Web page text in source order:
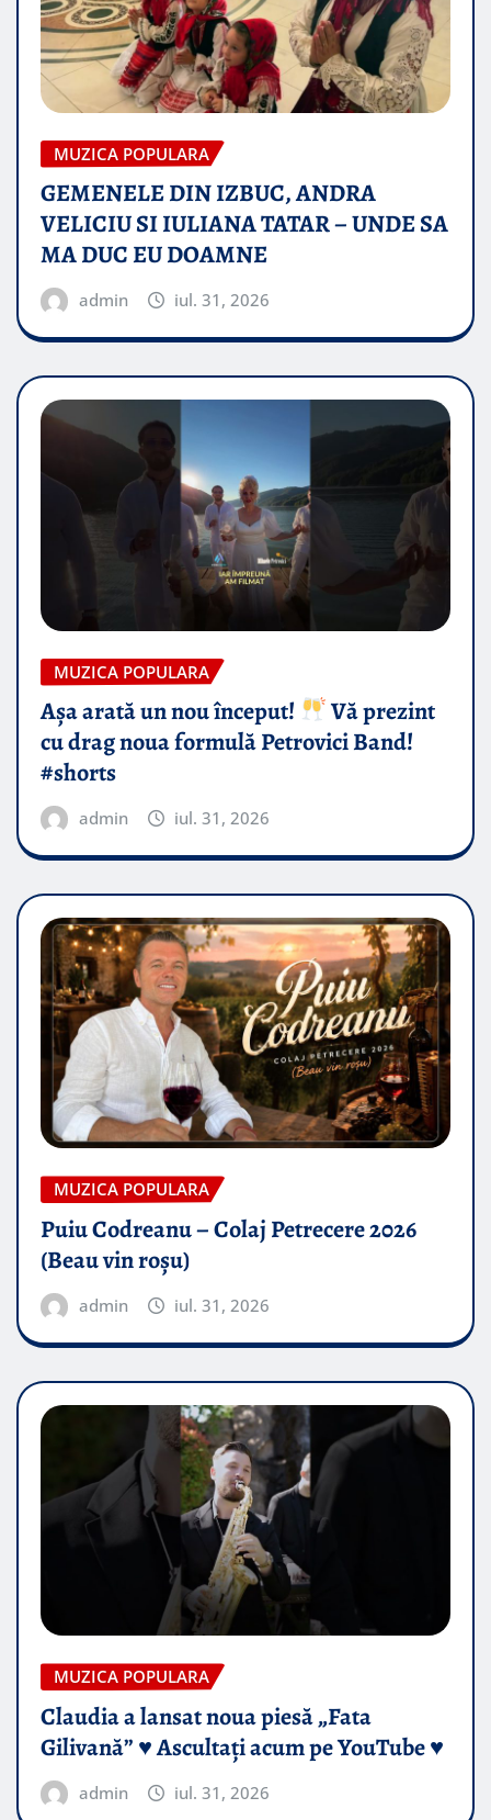
MUZICA POPULARA
GEMENELE DIN IZBUC, ANDRA
VELICIU SI IULIANA TATAR – UNDE SA
MA DUC EU DOAMNE
admin iul. 31, 2026
MUZICA POPULARA
Așa arată un nou început!
Vă prezint
cu drag noua formulă Petrovici Band!
#shorts
admin iul. 31, 2026
MUZICA POPULARA
Puiu Codreanu – Colaj Petrecere 2026
(Beau vin roșu)
admin iul. 31, 2026
MUZICA POPULARA
Claudia a lansat noua piesă „Fata
Gilivană” ♥️ Ascultați acum pe YouTube ♥️
admin iul. 31, 2026